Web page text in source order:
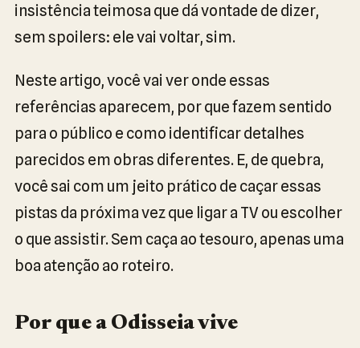
insistência teimosa que dá vontade de dizer,
sem spoilers: ele vai voltar, sim.
Neste artigo, você vai ver onde essas
referências aparecem, por que fazem sentido
para o público e como identificar detalhes
parecidos em obras diferentes. E, de quebra,
você sai com um jeito prático de caçar essas
pistas da próxima vez que ligar a TV ou escolher
o que assistir. Sem caça ao tesouro, apenas uma
boa atenção ao roteiro.
Por que a Odisseia vive